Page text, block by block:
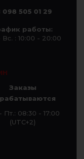
098 505 01 29
работы:
Вс. : 10:00 - 20:00
Заказы
Пт.: 08:30 - 17:00
(UTC+2)